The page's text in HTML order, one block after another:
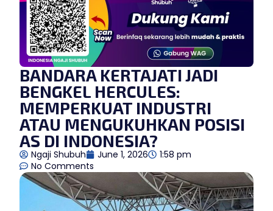
BANDARA KERTAJATI JADI
BENGKEL HERCULES:
MEMPERKUAT INDUSTRI
ATAU MENGUKUHKAN POSISI
AS DI INDONESIA?
Ngaji Shubuh June 1, 2026
1:58 pm
No Comments